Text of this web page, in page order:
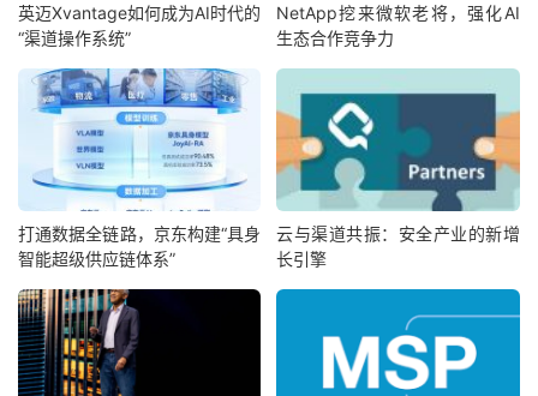
英迈Xvantage如何成为AI时代的
“渠道操作系统”
NetApp挖来微软老将，强化AI
生态合作竞争力
打通数据全链路，京东构建“具身
智能超级供应链体系”
云与渠道共振：安全产业的新增
长引擎